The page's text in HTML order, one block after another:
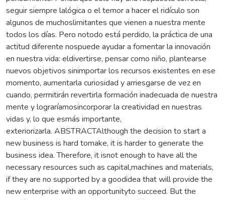
seguir siempre lalógica o el temor a hacer el ridículo son
algunos de muchoslimitantes que vienen a nuestra mente
todos los días. Pero notodo está perdido, la práctica de una
actitud diferente nospuede ayudar a fomentar la innovación
en nuestra vida: eldivertirse, pensar como niño, plantearse
nuevos objetivos sinimportar los recursos existentes en ese
momento, aumentarla curiosidad y arriesgarse de vez en
cuando, permitirán revertirla formación inadecuada de nuestra
mente y lograríamosincorporar la creatividad en nuestras
vidas y, lo que esmás importante,
exteriorizarla. ABSTRACTAlthough the decision to start a
new business is hard tomake, it is harder to generate the
business idea. Therefore, it isnot enough to have all the
necessary resources such as capital,machines and materials,
if they are no supported by a goodidea that will provide the
new enterprise with an opportunityto succeed. But the